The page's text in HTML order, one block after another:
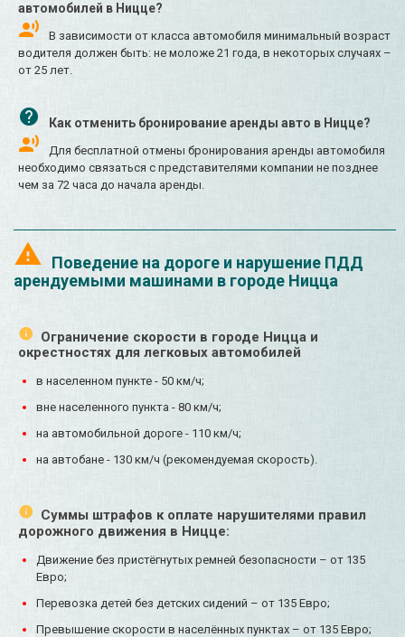
автомобилей в Ницце?
В зависимости от класса автомобиля минимальный возраст
водителя должен быть: не моложе 21 года, в некоторых случаях –
от 25 лет.
Как отменить бронирование аренды авто в Ницце?
Для бесплатной отмены бронирования аренды автомобиля
необходимо связаться с представителями компании не позднее
чем за 72 часа до начала аренды.
Поведение на дороге и нарушение ПДД
арендуемыми машинами в городе Ницца
Ограничение скорости в городе Ницца и
окрестностях для легковых автомобилей
в населенном пункте - 50 км/ч;
вне населенного пункта - 80 км/ч;
на автомобильной дороге - 110 км/ч;
на автобане - 130 км/ч (рекомендуемая скорость).
Суммы штрафов к оплате нарушителями правил
дорожного движения в Ницце:
Движение без пристёгнутых ремней безопасности – от 135
Евро;
Перевозка детей без детских сидений – от 135 Евро;
Превышение скорости в населённых пунктах – от 135 Евро;